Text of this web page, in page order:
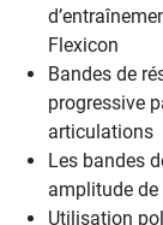
Flexicon
Bandes de
progressive
articulations
Les bandes
amplitude
Utilisation